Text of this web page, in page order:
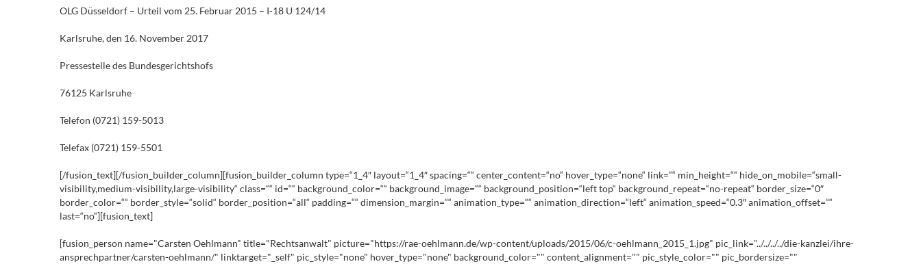
OLG Düsseldorf – Urteil vom 25. Februar 2015 – I-18 U 124/14
Karlsruhe, den 16. November 2017
Pressestelle des Bundesgerichtshofs
76125 Karlsruhe
Telefon (0721) 159-5013
Telefax (0721) 159-5501
[/fusion_text][/fusion_builder_column][fusion_builder_column type=“1_4″ layout=“1_4″ spacing=““ center_content=“no“ hover_type=“none“ link=““ min_height=““ hide_on_mobile=“small-
visibility,medium-visibility,large-visibility“ class=““ id=““ background_color=““ background_image=““ background_position=“left top“ background_repeat=“no-repeat“ border_size=“0″
border_color=““ border_style=“solid“ border_position=“all“ padding=““ dimension_margin=““ animation_type=““ animation_direction=“left“ animation_speed=“0.3″ animation_offset=““
last=“no“][fusion_text]
[fusion_person name="Carsten Oehlmann" title="Rechtsanwalt" picture="https://rae-oehlmann.de/wp-content/uploads/2015/06/c-oehlmann_2015_1.jpg" pic_link="../../../../die-kanzlei/ihre-
ansprechpartner/carsten-oehlmann/" linktarget="_self" pic_style="none" hover_type="none" background_color="" content_alignment="" pic_style_color="" pic_bordersize=""